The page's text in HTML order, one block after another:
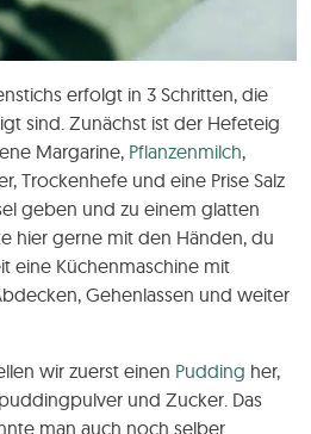
erfolgt in 3 Schritten, die
sind. Zunächst ist der Hefeteig
Margarine, Pflanzenmilch,
Trockenhefe und eine Prise Salz
geben und zu einem glatten
hier gerne mit den Händen, du
eine Küchenmaschine mit
Gehenlassen und weiter
wir zuerst einen Pudding her,
und Zucker. Das
man auch noch selber